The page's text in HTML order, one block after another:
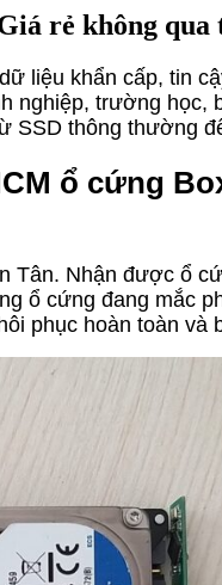
rẻ không qua
liệu khẩn cấp, tin
nghiệp, trường
SSD thông thường
ổ cứng
Tân. Nhận được ổ
ổ cứng đang mắc
phục hoàn toàn và